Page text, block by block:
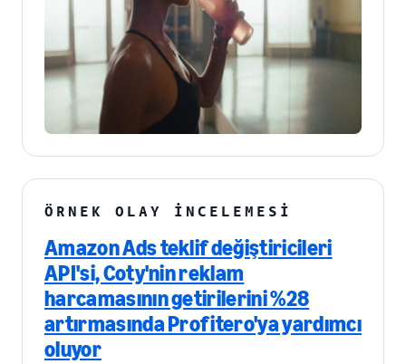
ÖRNEK OLAY İNCELEMESI
Amazon Ads teklif değiştiricileri
API'si, Coty'nin reklam
harcamasının getirilerini %28
artırmasında Profitero'ya yardımcı
oluyor